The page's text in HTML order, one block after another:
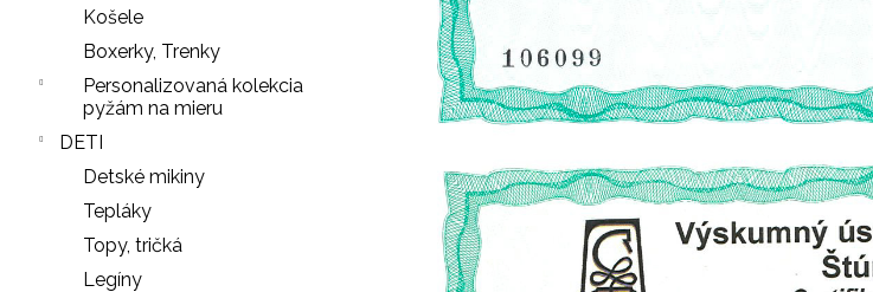
Košele
Boxerky, Trenky
Personalizovaná kolekcia
pyžám na mieru
DETI
Detské mikiny
Tepláky
Topy, tričká
Legíny